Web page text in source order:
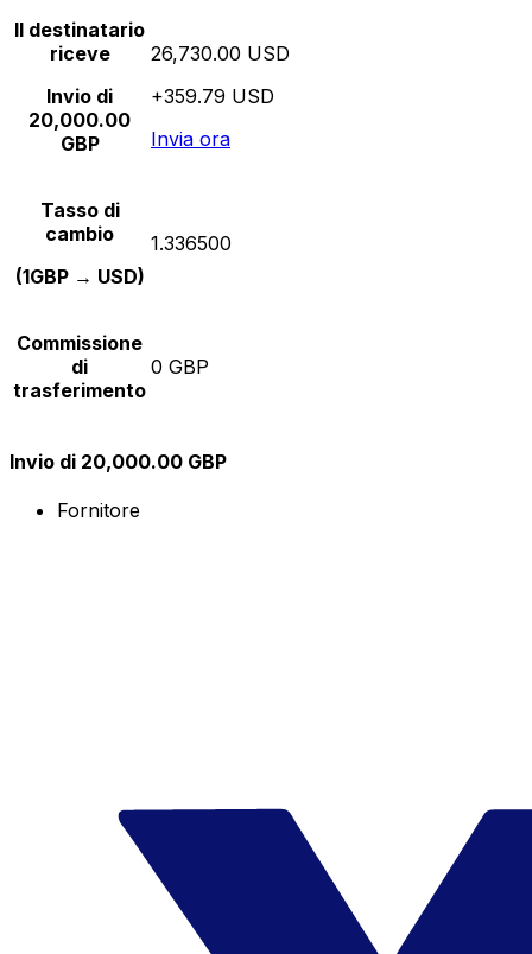
Il destinatario
riceve
Invio di
20,000.00
GBP
26,730.00 USD
+359.79 USD
Invia ora
Tasso di
cambio
(1GBP → USD)
1.336500
Commissione
di
trasferimento
0 GBP
Invio di 20,000.00 GBP
Fornitore